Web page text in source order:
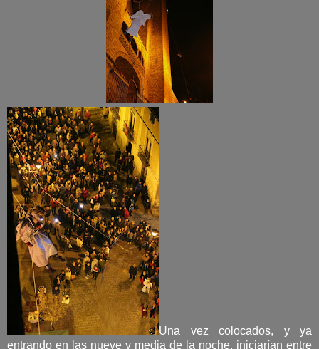
Una vez colocados, y ya
entrando en las nueve y media de la noche, iniciarían entre